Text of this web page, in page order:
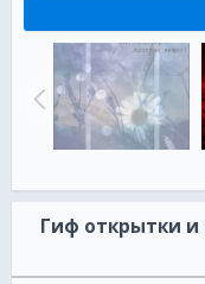
Гиф открытки и